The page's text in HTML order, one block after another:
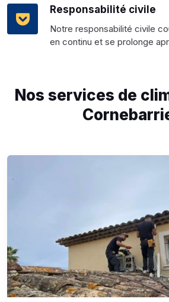
Responsabilité civile
Notre responsabilité civile
en continu et se prolonge
Nos services de